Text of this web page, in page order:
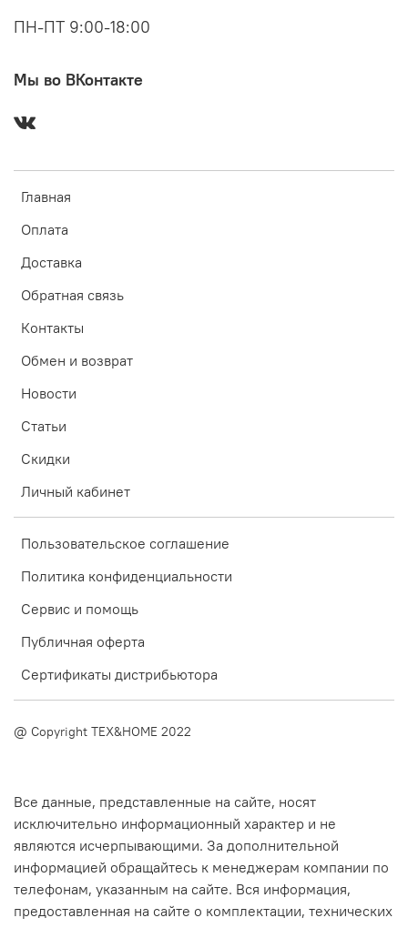
Главная
Оплата
Доставка
Обратная связь
Контакты
Обмен и возврат
Новости
Статьи
Скидки
Личный кабинет
Пользовательское соглашение
Политика конфиденциальности
Сервис и помощь
Публичная оферта
Сертификаты дистрибьютора
ПН-ПТ 9:00-18:00
Мы во ВКонтакте
@ Copyright TEX&HOME 2022
Все данные, представленные на сайте, носят
исключительно информационный характер и не
являются исчерпывающими. За дополнительной
информацией обращайтесь к менеджерам компании по
телефонам, указанным на сайте. Вся информация,
предоставленная на сайте о комплектации, технических